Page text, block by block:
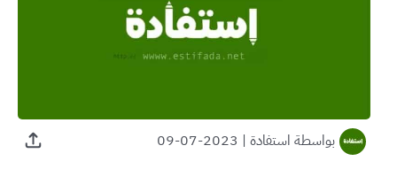
بواسطة استفادة |
2023-07-09